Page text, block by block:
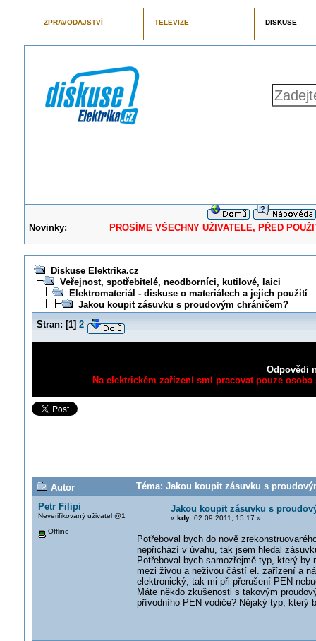
ZPRAVODAJSTVÍ TELEVIZE DISKUSE
Novinky: PROSÍME VŠECHNY UŽIVATELE, PŘED
Diskuse Elektrika.cz
Veřejnost, spotřebitelé, neodborníci, kutilové, laici
Elektromateriál - diskuse o materiálech a jejich použití
Jakou koupit zásuvku s proudovým chráničem?
Stran: [1] 2
Odpovědi
Na elektrickém zařízení smí pracovat pouze
Autor
Téma: Jakou koupit zásuvku s
Petr Filipi
Neverifikovaný uživatel @1
Offline
Jakou koupit zásuvku s
« kdy:02.09.2011, 15:17 »
Potřeboval bych do nově zrekonstruovan
nepřichází v úvahu, tak jsem hledal
Potřeboval bych samozřejmě typ, který
mezi živou a neživou částí el. zařízení a
elektronický, tak mi při přerušení PEN
Máte někdo zkušenosti s takovým
přívodního PEN vodiče? Nějaký typ, který